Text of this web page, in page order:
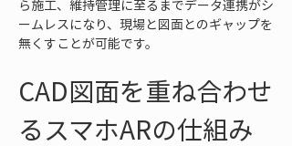
ら施工、維持管理に至るまでデータ連携がシ
ームレスになり、現場と図面とのギャップを
無くすことが可能です。
CAD図面を重ね合わせ
るスマホARの仕組み